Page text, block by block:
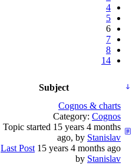
4
5
6
7
8
14
Subject
Cognos & charts
Category: Cognos
Topic started 15 years 4 months
ago, by Stanislav
Last Post 15 years 4 months ago
by Stanislav